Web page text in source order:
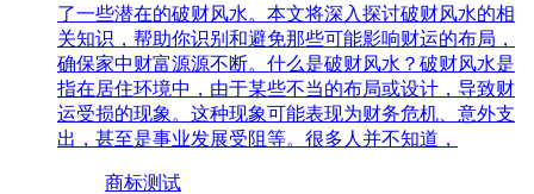
了一些潜在的破财风水。本文将深入探讨破财风水的相
关知识，帮助你识别和避免那些可能影响财运的布局，
确保家中财富源源不断。什么是破财风水？破财风水是
指在居住环境中，由于某些不当的布局或设计，导致财
运受损的现象。这种现象可能表现为财务危机、意外支
出，甚至是事业发展受阻等。很多人并不知道，
商标测试